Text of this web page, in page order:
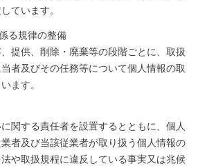
ています。
る規律の整備
提供、削除・廃棄等の段階ごとに、取扱
者及びその任務等について個人情報の取
ます。
関する責任者を設置するとともに、個人
者及び当該従業者が取り扱う個人情報の
や取扱規程に違反している事実又は兆候